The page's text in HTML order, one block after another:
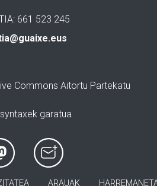
661 523 245
Commons Aitortu Partekatu
garatua
ARAUAK